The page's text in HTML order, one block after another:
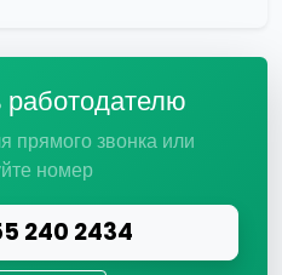
работодателю
прямого звонка или
номер
240 2434